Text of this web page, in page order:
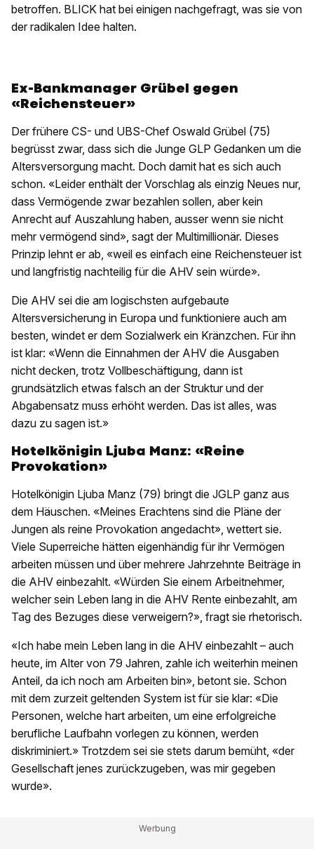
betroffen. BLICK hat bei einigen nachgefragt, was sie von
der radikalen Idee halten.
Ex-Bankmanager Grübel gegen
«Reichensteuer»
Der frühere CS- und UBS-Chef Oswald Grübel (75)
begrüsst zwar, dass sich die Junge GLP Gedanken um die
Altersversorgung macht. Doch damit hat es sich auch
schon. «Leider enthält der Vorschlag als einzig Neues nur,
dass Vermögende zwar bezahlen sollen, aber kein
Anrecht auf Auszahlung haben, ausser wenn sie nicht
mehr vermögend sind», sagt der Multimillionär. Dieses
Prinzip lehnt er ab, «weil es einfach eine Reichensteuer ist
und langfristig nachteilig für die AHV sein würde».
Die AHV sei die am logischsten aufgebaute
Altersversicherung in Europa und funktioniere auch am
besten, windet er dem Sozialwerk ein Kränzchen. Für ihn
ist klar: «Wenn die Einnahmen der AHV die Ausgaben
nicht decken, trotz Vollbeschäftigung, dann ist
grundsätzlich etwas falsch an der Struktur und der
Abgabensatz muss erhöht werden. Das ist alles, was
dazu zu sagen ist.»
Hotelkönigin Ljuba Manz: «Reine
Provokation»
Hotelkönigin Ljuba Manz (79) bringt die JGLP ganz aus
dem Häuschen. «Meines Erachtens sind die Pläne der
Jungen als reine Provokation angedacht», wettert sie.
Viele Superreiche hätten eigenhändig für ihr Vermögen
arbeiten müssen und über mehrere Jahrzehnte Beiträge in
die AHV einbezahlt. «Würden Sie einem Arbeitnehmer,
welcher sein Leben lang in die AHV Rente einbezahlt, am
Tag des Bezuges diese verweigern?», fragt sie rhetorisch.
«Ich habe mein Leben lang in die AHV einbezahlt – auch
heute, im Alter von 79 Jahren, zahle ich weiterhin meinen
Anteil, da ich noch am Arbeiten bin», betont sie. Schon
mit dem zurzeit geltenden System ist für sie klar: «Die
Personen, welche hart arbeiten, um eine erfolgreiche
berufliche Laufbahn vorlegen zu können, werden
diskriminiert.» Trotzdem sei sie stets darum bemüht, «der
Gesellschaft jenes zurückzugeben, was mir gegeben
wurde».